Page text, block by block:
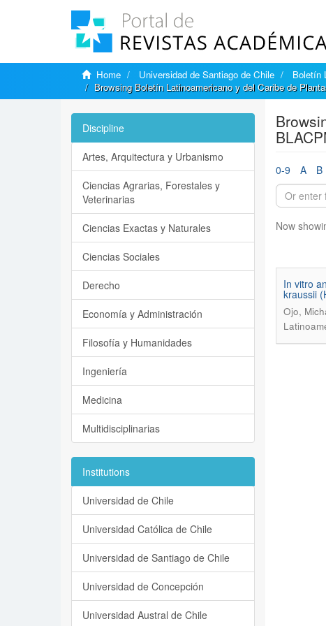
Home Universidad de Santiago de Chile
Boletín
Browsing Boletín Latinoamericano y del Caribe de
0-9 A B
Now
In vitro
kraussii
Ojo,
Discipline
Artes, Arquitectura y Urbanismo
Ciencias Agrarias, Forestales y
Veterinarias
Ciencias Exactas y Naturales
Ciencias Sociales
Derecho
Economía y Administración
Filosofía y Humanidades
Ingeniería
Medicina
Multidisciplinarias
Institutions
Universidad de Chile
Universidad Católica de Chile
Universidad de Santiago de Chile
Universidad de Concepción
Universidad Austral de Chile